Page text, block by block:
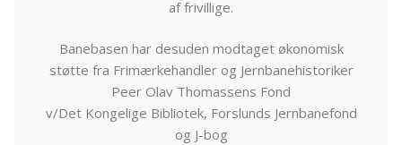
af frivillige.
Banebasen har desuden modtaget økonomisk
støtte fra Frimærkehandler og Jernbanehistoriker
Peer Olav Thomassens Fond
v/Det Kongelige Bibliotek, Forslunds Jernbanefond
og J-bog